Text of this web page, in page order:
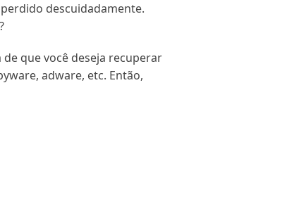
descuidadamente.
que você deseja recuperar
adware, etc. Então,